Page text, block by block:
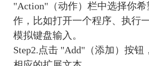
"Action"（动作）栏中选择你
作，比如打开一个程序、执行
模拟键盘输入。
Step2.点击 "Add"（添加）按钮